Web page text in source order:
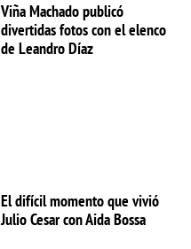
Viña Machado publicó
divertidas fotos con el elenco
de Leandro Díaz
El difícil momento que vivió
Julio Cesar con Aida Bossa